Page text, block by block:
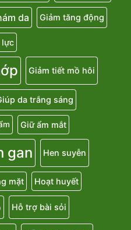
da Giảm tăng động
lực
Giảm tiết mồ hôi
da trắng sáng
Giữ ẩm mắt
gan Hen suyễn
mặt Hoạt huyết
Hỗ trợ bài sỏi